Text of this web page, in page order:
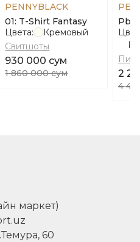
PENNYBLACK
01: T-Shirt Fantasy
Цвета:
Кремовый
Свитшоты
930 000 сум
1 860 000 сум 2
4
маркет)
60